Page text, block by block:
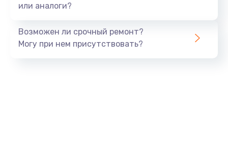
Замена платы GPS
от 690 руб.
или аналоги?
Возможен ли срочный ремонт?
Могу при нем присутствовать?